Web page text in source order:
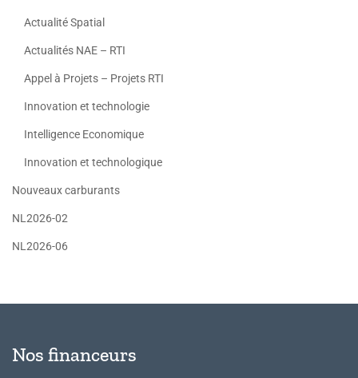
Actualité Spatial
Actualités NAE – RTI
Appel à Projets – Projets RTI
Innovation et technologie
Intelligence Economique
Innovation et technologique
Nouveaux carburants
NL2026-02
NL2026-06
Nos financeurs